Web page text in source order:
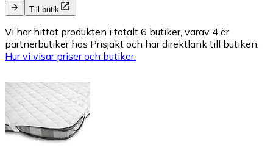
Till butik
Vi har hittat produkten i totalt 6 butiker, varav 4 är
partnerbutiker hos Prisjakt och har direktlänk till butiken.
Hur vi visar priser och butiker.